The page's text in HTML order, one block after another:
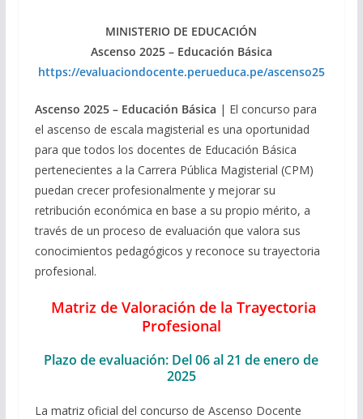
MINISTERIO DE EDUCACIÓN
Ascenso 2025 – Educación Básica
https://evaluaciondocente.perueduca.pe/ascenso25
Ascenso 2025 – Educación Básica | El concurso para
el ascenso de escala magisterial es una oportunidad
para que todos los docentes de Educación Básica
pertenecientes a la Carrera Pública Magisterial (CPM)
puedan crecer profesionalmente y mejorar su
retribución económica en base a su propio mérito, a
través de un proceso de evaluación que valora sus
conocimientos pedagógicos y reconoce su trayectoria
profesional.
Matriz de Valoración de la Trayectoria
Profesional
Plazo de evaluación: Del 06 al 21 de enero de
2025
La matriz oficial del concurso de Ascenso Docente